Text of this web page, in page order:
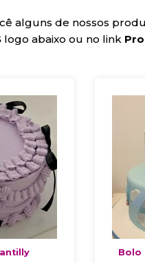
alguns de nossos
logo abaixo ou no link
Bolo